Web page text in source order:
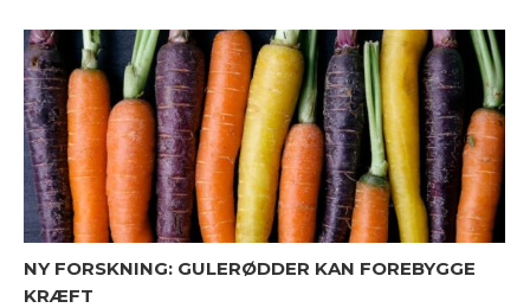
NY FORSKNING: GULERØDDER KAN FOREBYGGE
KRÆFT